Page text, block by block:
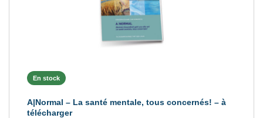
En stock
A|Normal – La santé mentale, tous concernés! – à
télécharger